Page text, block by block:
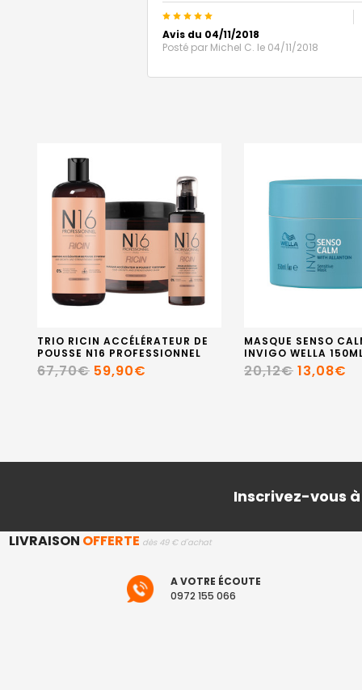
5
Avis du 04/11/2018
Posté par Michel C. le 04/11/2018
TRIO RICIN ACCÉLÉRATEUR DE
POUSSE N16 PROFESSIONNEL
67,70€ 59,90€
MASQUE SENSO
INVIGO WELLA
20,12€ 13,08€
Inscrivez-vous
LIVRAISON OFFERTE dès 49 € d'achat
A VOTRE ÉCOUTE
0972 155 066